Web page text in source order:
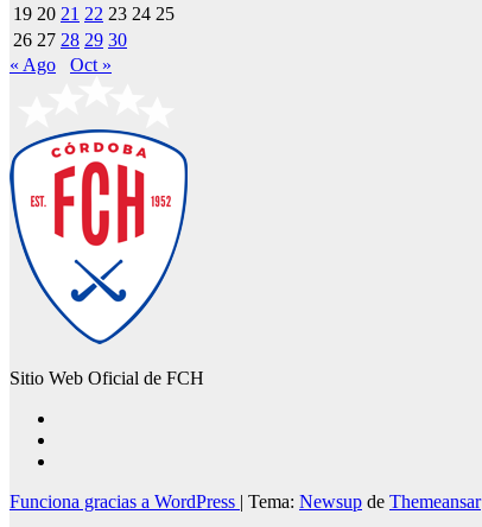
19 20 21 22 23 24 25
26 27 28 29 30
« Ago
Oct »
Sitio Web Oficial de FCH
Funciona gracias a WordPress | Tema: Newsup de Themeansar